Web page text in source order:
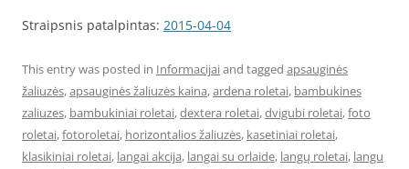
Straipsnis patalpintas: 2015-04-04
This entry was posted in Informacijaiand tagged apsauginės
žaliuzės,apsauginės žaliuzės kaina,ardena roletai, bambukines
zaliuzes, bambukiniai roletai,dextera roletai,dvigubi roletai,foto
roletai,fotoroletai, horizontalios žaliuzės, kasetiniai roletai,
klasikiniai roletai, langai akcija, langai su orlaide, langų roletai, langu